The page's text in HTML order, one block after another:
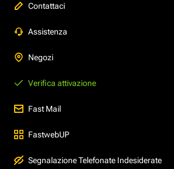
Contattaci
Assistenza
Negozi
Verifica attivazione
Fast Mail
FastwebUP
Segnalazione Telefonate Indesiderate